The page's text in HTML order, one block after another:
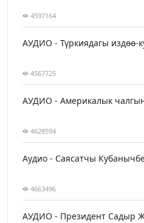
4597164
АУДИО - Түркиядагы издөө-
4567725
АУДИО - Америкалык
4628594
Аудио - Саясатчы
4663496
АУДИО - Президент Садыр